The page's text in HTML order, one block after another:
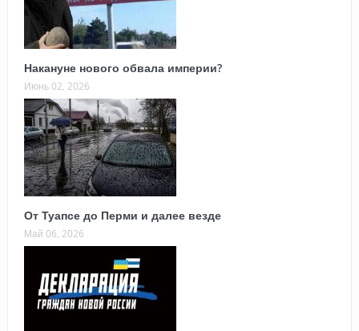
Накануне нового обвала империи?
Июнь 02, 2026
От Туапсе до Перми и далее везде
Май 06, 2026